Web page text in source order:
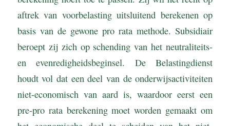
aftrek van voorbelasting uitsluitend berekenen op
basis van de gewone pro rata methode. Subsidiair
beroept zij zich op schending van het neutraliteits-
en evenredigheidsbeginsel. De Belastingdienst
houdt vol dat een deel van de onderwijsactiviteiten
niet-economisch van aard is, waardoor eerst een
pre-pro rata berekening moet worden gemaakt om